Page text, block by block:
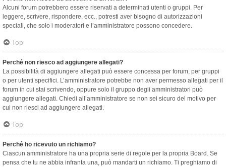
Alcuni forum potrebbero essere riservati a determinati utenti o gruppi. Per
leggere, scrivere, rispondere, ecc., potresti aver bisogno di autorizzazioni
speciali, che solo i moderatori e l’amministratore possono concedere.
Top
Perché non riesco ad aggiungere allegati?
La possibilità di aggiungere allegati può essere concessa per forum, per gruppi
o per utenti specifici. L’amministratore potrebbe non aver permesso allegati per il
forum in cui stai scrivendo, oppure solo il gruppo degli amministratori può
aggiungere allegati. Chiedi all’amministratore se non sei sicuro del motivo per
cui non riesci ad aggiungere allegati.
Top
Perché ho ricevuto un richiamo?
Ciascun amministratore ha una propria serie di regole per la propria Board. Se
pensa che tu ne abbia infranta una, può mandarti un richiamo. Ti preghiamo di